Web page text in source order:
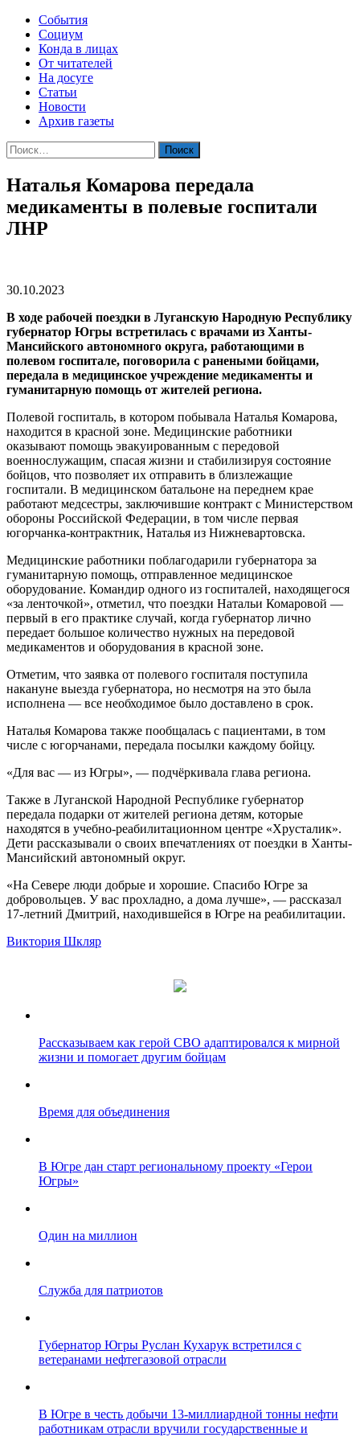
События
Социум
Конда в лицах
От читателей
На досуге
Статьи
Новости
Архив газеты
Найти:
Наталья Комарова передала
медикаменты в полевые госпитали
ЛНР
30.10.2023
В ходе рабочей поездки в Луганскую Народную Республику
губернатор Югры встретилась с врачами из Ханты-
Мансийского автономного округа, работающими в
полевом госпитале, поговорила с ранеными бойцами,
передала в медицинское учреждение медикаменты и
гуманитарную помощь от жителей региона.
Полевой госпиталь, в котором побывала Наталья Комарова,
находится в красной зоне. Медицинские работники
оказывают помощь эвакуированным с передовой
военнослужащим, спасая жизни и стабилизируя состояние
бойцов, что позволяет их отправить в близлежащие
госпитали. В медицинском батальоне на переднем крае
работают медсестры, заключившие контракт с Министерством
обороны Российской Федерации, в том числе первая
югорчанка-контрактник, Наталья из Нижневартовска.
Медицинские работники поблагодарили губернатора за
гуманитарную помощь, отправленное медицинское
оборудование. Командир одного из госпиталей, находящегося
«за ленточкой», отметил, что поездки Натальи Комаровой —
первый в его практике случай, когда губернатор лично
передает большое количество нужных на передовой
медикаментов и оборудования в красной зоне.
Отметим, что заявка от полевого госпиталя поступила
накануне выезда губернатора, но несмотря на это была
исполнена — все необходимое было доставлено в срок.
Наталья Комарова также пообщалась с пациентами, в том
числе с югорчанами, передала посылки каждому бойцу.
«Для вас — из Югры», — подчёркивала глава региона.
Также в Луганской Народной Республике губернатор
передала подарки от жителей региона детям, которые
находятся в учебно-реабилитационном центре «Хрусталик».
Дети рассказывали о своих впечатлениях от поездки в Ханты-
Мансийский автономный округ.
«На Севере люди добрые и хорошие. Спасибо Югре за
добровольцев. У вас прохладно, а дома лучше», — рассказал
17-летний Дмитрий, находившейся в Югре на реабилитации.
Виктория Шкляр
Рассказываем как герой СВО адаптировался к мирной
жизни и помогает другим бойцам
Время для объединения
В Югре дан старт региональному проекту «Герои
Югры»
Один на миллион
Служба для патриотов
Губернатор Югры Руслан Кухарук встретился с
ветеранами нефтегазовой отрасли
В Югре в честь добычи 13-миллиардной тонны нефти
работникам отрасли вручили государственные и